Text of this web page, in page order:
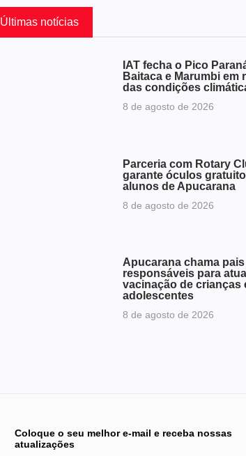
Últimas notícias
IAT fecha o Pico
Baitaca e Marumbi em
das condições
8 de agosto de 2026
Parceria com Rotary
garante óculos
alunos de Apucarana
8 de agosto de 2026
Apucarana chama pais
responsáveis para
vacinação de crianças
adolescentes
8 de agosto de 2026
Coloque o seu melhor e-mail e receba nossas
atualizações